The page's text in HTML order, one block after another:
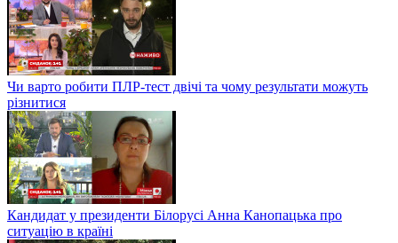
Чи варто робити ПЛР-тест двічі та чому результати можуть
різнитися
Кандидат у президенти Білорусі Анна Канопацька про
ситуацію в країні